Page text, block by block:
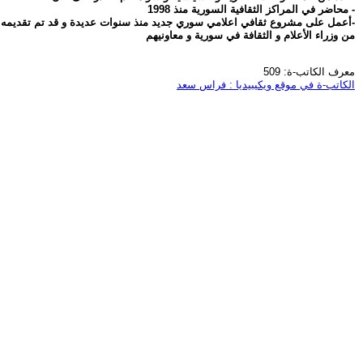
- محاضر في المراكز الثقافية السورية منذ 1998
-أعمل على مشروع ثقافي اعلامي سوري جديد منذ سنوات عديدة و قد تم تقديمه
من وزراء الأعلام و الثقافة في سورية و معاونيهم
معرف الكاتب-ة: 509
الكاتب-ة في موقع ويكيبيديا : فراس سعد